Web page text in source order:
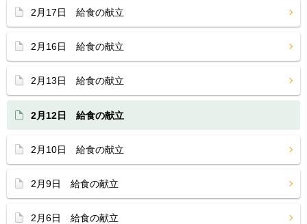
2月17日 給食の献立
2月16日 給食の献立
2月13日 給食の献立
2月12日 給食の献立
2月10日 給食の献立
2月9日 給食の献立
2月6日 給食の献立